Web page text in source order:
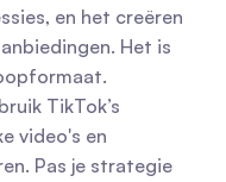
en het creëren
Het is
TikTok’s
video's en
Pas je strategie